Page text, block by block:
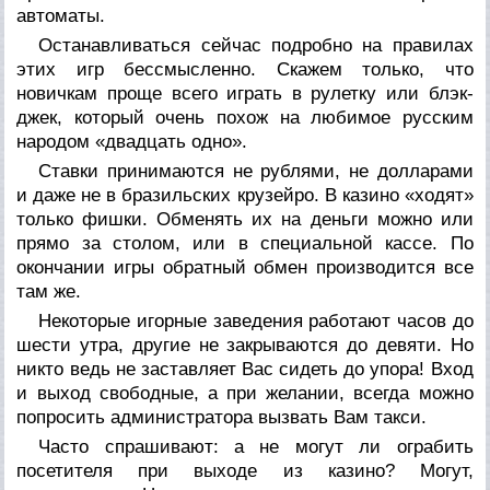
автоматы.
Останавливаться сейчас подробно на правилах
этих игр бессмысленно. Скажем только, что
новичкам проще всего играть в рулетку или блэк-
джек, который очень похож на любимое русским
народом «двадцать одно».
Ставки принимаются не рублями, не долларами
и даже не в бразильских крузейро. В казино «ходят»
только фишки. Обменять их на деньги можно или
прямо за столом, или в специальной кассе. По
окончании игры обратный обмен производится все
там же.
Некоторые игорные заведения работают часов до
шести утра, другие не закрываются до девяти. Но
никто ведь не заставляет Вас сидеть до упора! Вход
и выход свободные, а при желании, всегда можно
попросить администратора вызвать Вам такси.
Часто спрашивают: а не могут ли ограбить
посетителя при выходе из казино? Могут,